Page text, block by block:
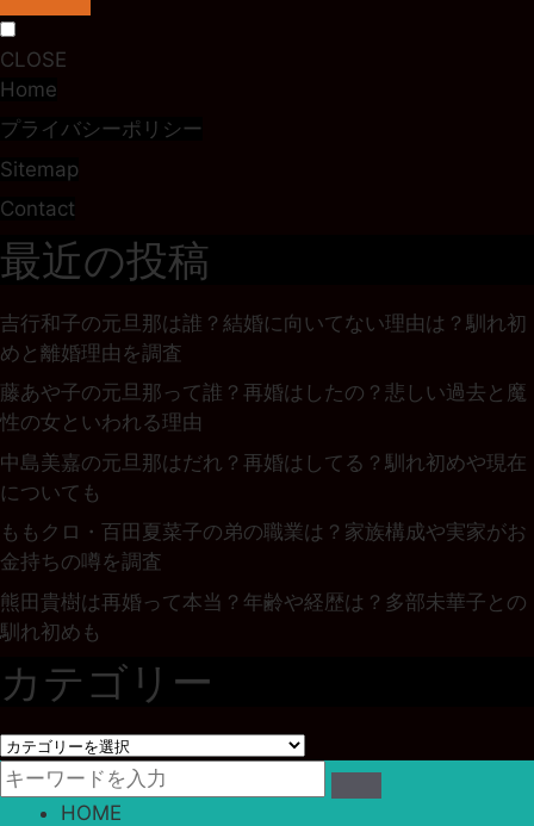
CLOSE
Home
プライバシーポリシー
Sitemap
Contact
最近の投稿
吉行和子の元旦那は誰？結婚に向いてない理由は？馴れ初
めと離婚理由を調査
藤あや子の元旦那って誰？再婚はしたの？悲しい過去と魔
性の女といわれる理由
中島美嘉の元旦那はだれ？再婚はしてる？馴れ初めや現在
についても
ももクロ・百田夏菜子の弟の職業は？家族構成や実家がお
金持ちの噂を調査
熊田貴樹は再婚って本当？年齢や経歴は？多部未華子との
馴れ初めも
カテゴリー
カ
テ
ゴ
HOME